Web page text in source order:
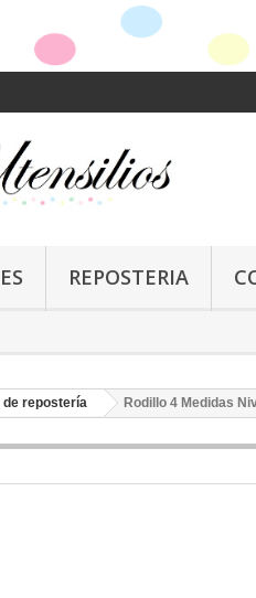
REPOSTERIA
repostería Rodillo 4 Medidas